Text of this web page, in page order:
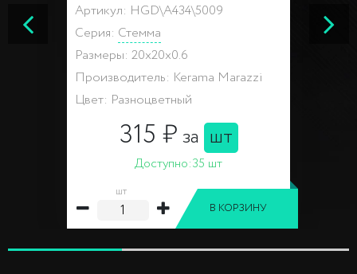
Артикул: HGD\A434\5009
Серия: Стемма
Размеры: 20x20x0.6
Производитель: Kerama Marazzi
Цвет: Разноцветный
315 ₽за шт
Доступно:35 шт
шт
В КОРЗИНУ